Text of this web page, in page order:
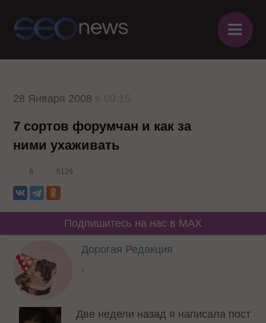
≡
28 Января 2008
7 сортов форумчан и как за
ними ухаживать
8 6129
Подпишитесь на нас в MAX
Дорогая Редакция
,
Две недели назад я написала пост